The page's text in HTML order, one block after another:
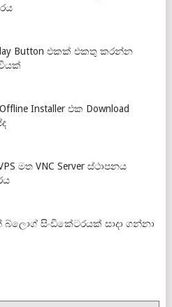
Button එකක් එකතු කරන්න
Installer එක Download
මත VNC Server ස්ථාපනය
බ්ලොග් සිංඩිකේටරයක් සාදා ගන්නා